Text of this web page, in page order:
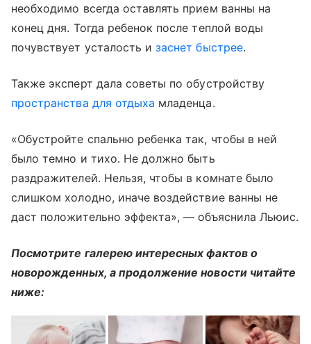
необходимо всегда оставлять прием ванны на
конец дня. Тогда ребенок после теплой воды
почувствует усталость изаснет быстрее.
Также эксперт дала советы по обустройству
пространства для отдыха младенца.
«Обустройте спальню ребенка так, чтобы в ней
было темно и тихо. Не должно быть
раздражителей. Нельзя, чтобы в комнате было
слишком холодно, иначе воздействие ванны не
даст положительно эффекта», — объяснила Льюис.
Посмотрите галерею интересных фактов о
новорожденных, а продолжение новости читайте
ниже: